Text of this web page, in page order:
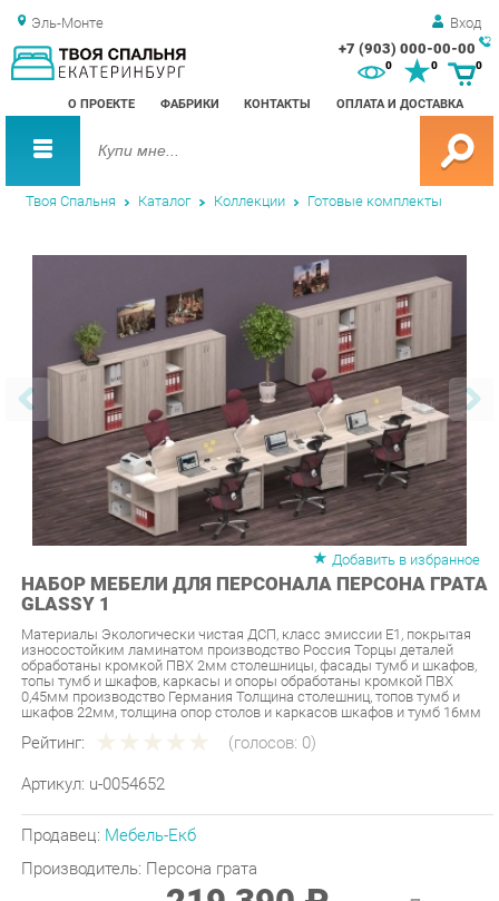
Эль-Монте Вход
+7 (903) 000-00-00
О ПРОЕКТЕ ФАБРИКИ КОНТАКТЫ ОПЛАТА И ДОСТАВКА
0 0
Твоя Спальня Каталог Коллекции Готовые комплекты
Добавить в избранное
НАБОР МЕБЕЛИ ДЛЯ ПЕРСОНАЛА ПЕРСОНА ГРАТА
GLASSY 1
Материалы Экологически чистая ДСП, класс эмиссии Е1, покрытая
обработаны кромкой ПВХ 2мм столешницы, фасады тумб и шкафов,
топы тумб и шкафов, каркасы и опоры обработаны кромкой ПВХ
0,45мм производство Германия Толщина столешниц, топов тумб и
шкафов 22мм, толщина опор столов и каркасов шкафов и тумб 16мм
Рейтинг: (голосов:0)
Артикул: u-0054652
Производитель:Персона грата
Последняя цена: 219 390 ₽